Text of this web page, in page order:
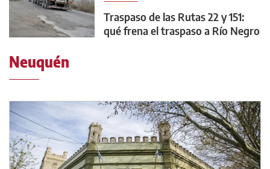
Traspaso de las Rutas 22 y 151:
qué frena el traspaso a Río Negro
Neuquén